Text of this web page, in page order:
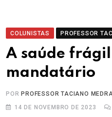
COLUNISTAS PROFESSOR
A saúde
mandatário
POR PROFESSOR TACIANO
14 DE NOVEMBRO DE 2023